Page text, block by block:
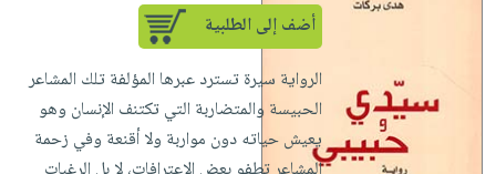
أضف إلى الطلبية
الرواية سيرة تسترد عبرها المؤلفة تلك المشاعر
الحبيسة والمتضاربة التي تكتنف الإنسان وهو
يعيش حياته دون مواربة ولا أقنعة وفي زحمة